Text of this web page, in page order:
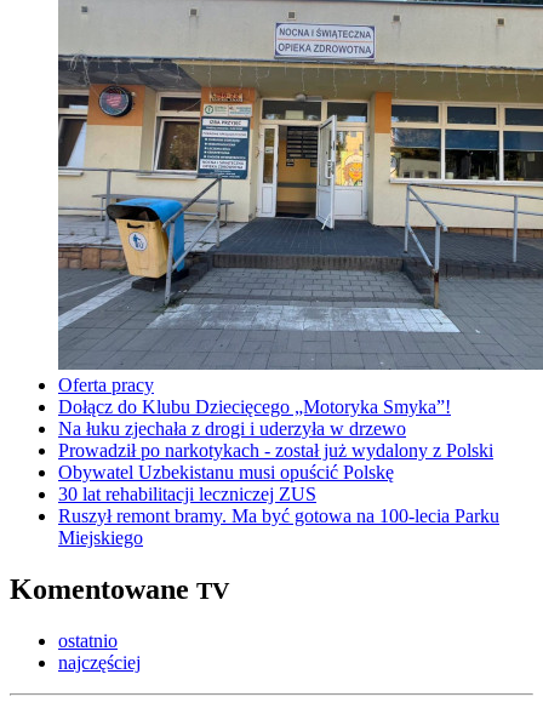
Oferta pracy
Dołącz do Klubu Dziecięcego „Motoryka Smyka”!
Na łuku zjechała z drogi i uderzyła w drzewo
Prowadził po narkotykach - został już wydalony z Polski
Obywatel Uzbekistanu musi opuścić Polskę
30 lat rehabilitacji leczniczej ZUS
Ruszył remont bramy. Ma być gotowa na 100-lecia Parku
Miejskiego
Komentowane TV
ostatnio
najczęściej